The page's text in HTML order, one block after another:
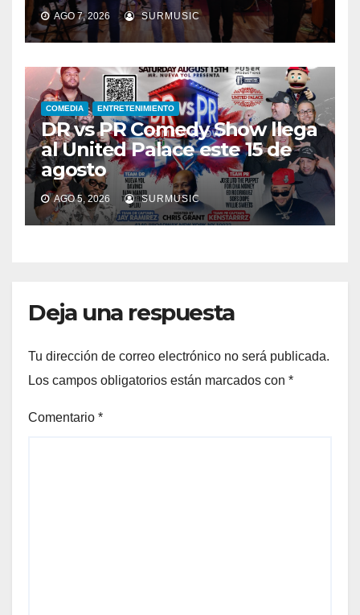
AGO 7, 2026 SURMUSIC
COMEDIA ENTRETENIMIENTO
DR vs PR Comedy Show llega
al United Palace este 15 de
agosto
AGO 5, 2026 SURMUSIC
Deja una respuesta
Tu dirección de correo electrónico no será publicada.
Los campos obligatorios están marcados con *
Comentario *